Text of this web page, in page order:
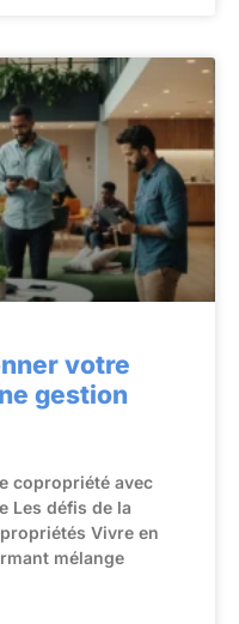
votre
gestion
copropriété avec
Les défis de la
Vivre en
mélange